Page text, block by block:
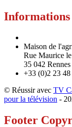
Informations
Maison de
Rue Maurice
35 042
+33 (0)2 23
© Réussir avec TV
pour la télévision -
Footer